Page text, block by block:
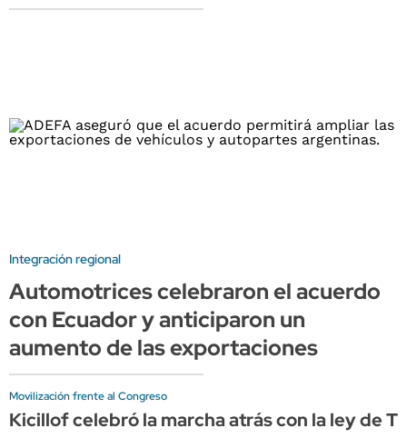
Integración regional
Automotrices celebraron el acuerdo
con Ecuador y anticiparon un
aumento de las exportaciones
Movilización frente al Congreso
Kicillof celebró la marcha atrás con la ley de